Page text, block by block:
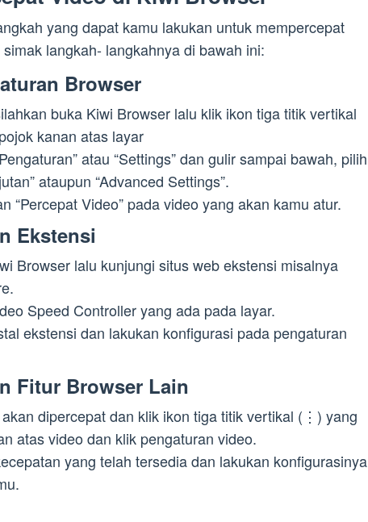
yang dapat kamu lakukan untuk mempercepat
langkah- langkahnya di bawah ini:
Browser
buka Kiwi Browser lalu klik ikon tiga titik vertikal
kanan atas layar
atau “Settings” dan gulir sampai bawah, pilih
ataupun “Advanced Settings”.
“Percepat Video” pada video yang akan kamu atur.
Ekstensi
Browser lalu kunjungi situs web ekstensi misalnya
Speed Controller yang ada pada layar.
ekstensi dan lakukan konfigurasi pada pengaturan
Fitur Browser Lain
dipercepat dan klik ikon tiga titik vertikal (⋮) yang
atas video dan klik pengaturan video.
yang telah tersedia dan lakukan konfigurasinya